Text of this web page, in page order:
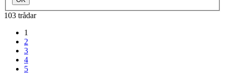
103 trådar
1
2
3
4
5